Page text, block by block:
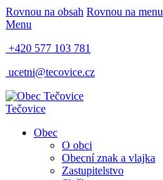
Rovnou na obsah Rovnou na menu
Menu
+420 577 103 781
ucetni@tecovice.cz
Tečovice
Obec
O obci
Obecní znak a vlajka
Zastupitelstvo